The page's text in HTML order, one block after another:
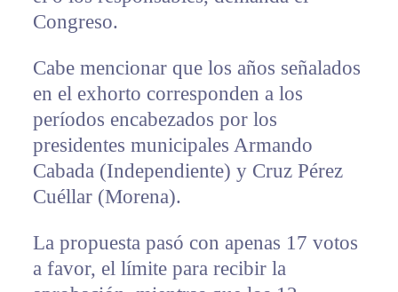
Congreso.
Cabe mencionar que los años señalados
en el exhorto corresponden a los
períodos encabezados por los
presidentes municipales Armando
Cabada (Independiente) y Cruz Pérez
Cuéllar (Morena).
La propuesta pasó con apenas 17 votos
a favor, el límite para recibir la